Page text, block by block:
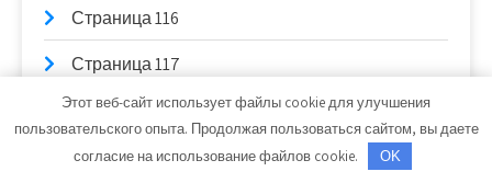
Страница 116
Страница 117
Страница 118
Страница 119
Этот веб-сайт использует файлы cookie для улучшения
пользовательского опыта. Продолжая пользоваться сайтом, вы даете
согласие на использование файлов cookie.
OK